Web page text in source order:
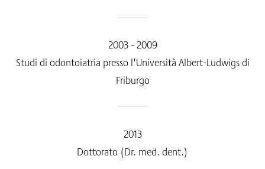
2003 - 2009
Studi di odontoiatria presso l'Università Albert-Ludwigs di
Friburgo
2013
Dottorato (Dr. med. dent.)